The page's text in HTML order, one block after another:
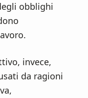
obblighi
invece,
da ragioni